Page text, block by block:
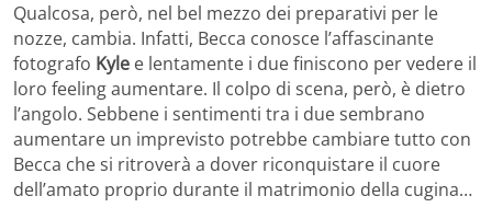
Qualcosa, però, nel bel mezzo dei preparativi per le
nozze, cambia. Infatti, Becca conosce l’affascinante
fotografo Kyle e lentamente i due finiscono per vedere il
loro feeling aumentare. Il colpo di scena, però, è dietro
l’angolo. Sebbene i sentimenti tra i due sembrano
aumentare un imprevisto potrebbe cambiare tutto con
Becca che si ritroverà a dover riconquistare il cuore
dell’amato proprio durante il matrimonio della cugina…